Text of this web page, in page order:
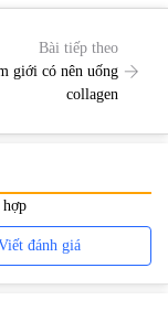
Bài tiếp theo
giới có nên uống
collagen
đánh giá